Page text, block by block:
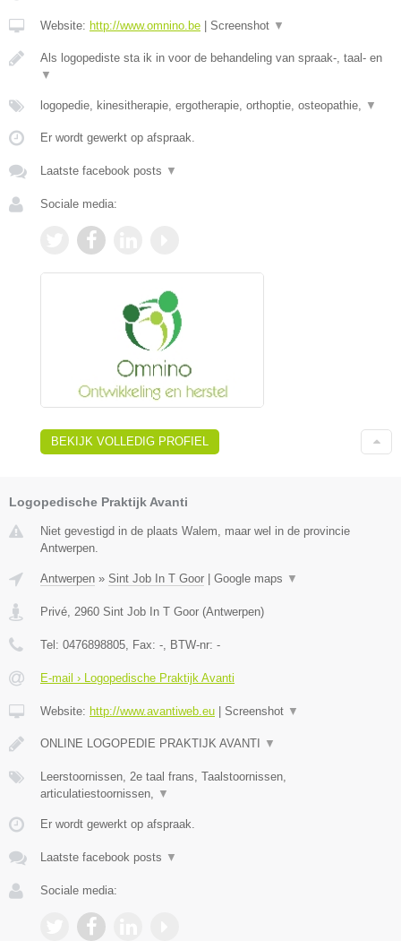
Website: http://www.omnino.be | Screenshot ▼
Als logopediste sta ik in voor de behandeling van spraak-, taal- en
▼
logopedie, kinesitherapie, ergotherapie, orthoptie, osteopathie, ▼
Er wordt gewerkt op afspraak.
Laatste facebook posts ▼
Sociale media:
BEKIJK VOLLEDIG PROFIEL
Logopedische Praktijk Avanti
Niet gevestigd in de plaats Walem, maar wel in de provincie
Antwerpen.
Antwerpen » Sint Job In T Goor Google maps ▼
Privé, 2960 Sint Job In T Goor (Antwerpen)
Tel: 0476898805, Fax: -, BTW-nr: -
E-mail › Logopedische Praktijk Avanti
Website: http://www.avantiweb.eu Screenshot ▼
ONLINE LOGOPEDIE PRAKTIJK AVANTI ▼
Leerstoornissen, 2e taal frans, Taalstoornissen,
articulatiestoornissen, ▼
Er wordt gewerkt op afspraak.
Laatste facebook posts ▼
Sociale media: